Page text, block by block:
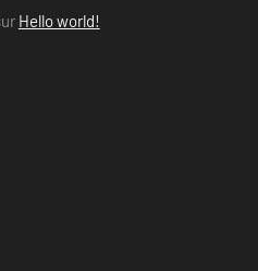
Hello world!